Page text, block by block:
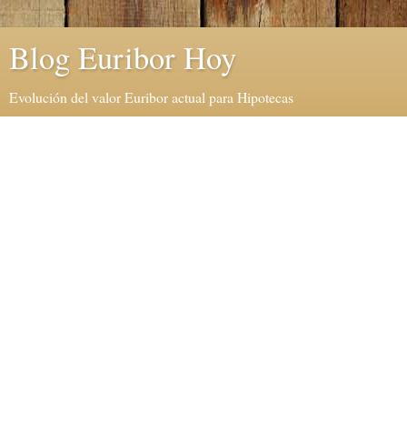
Blog Euribor Hoy
Evolución del valor Euribor actual para Hipotecas